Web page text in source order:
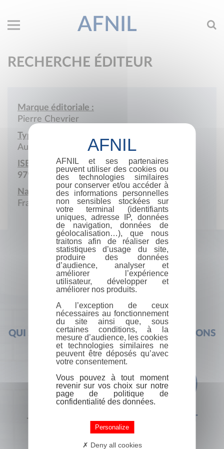
AFNIL
RECHERCHE ÉDITEUR
Marque éditoriale :
Pierre Chevrier
Type de société :
Auto-édition
ISBN :
979-10-978931
Nationalité :
France
QUI SOMMES-NOUS ? FOIRE AUX QUESTIONS
+33 (0) 1 44 41 29 19 CONTACT
AFNIL et ses partenaires
peuvent utiliser des cookies ou
des technologies similaires
pour conserver et/ou accéder à
des informations personnelles
non sensibles stockées sur
votre terminal (identifiants
uniques, adresse IP, données
de navigation, données de
géolocalisation…), que nous
traitons afin de réaliser des
statistiques d’usage du site,
produire des données
d’audience, analyser et
améliorer l’expérience
utilisateur, développer et
améliorer nos produits.
A l’exception de ceux
nécessaires au fonctionnement
du site ainsi que, sous
certaines conditions, à la
mesure d’audience, les cookies
et technologies similaires ne
peuvent être déposés qu’avec
votre consentement.
Vous pouvez à tout moment
revenir sur vos choix sur notre
page de politique de
confidentialité des données.
Personalize
Deny all cookies